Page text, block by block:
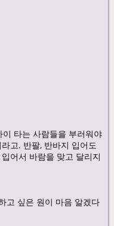
타는 사람들을 부러워야
고. 반팔, 반바지 입어도
어서 바람을 맞고 달리지
고 싶은 원이 마음 알겠다